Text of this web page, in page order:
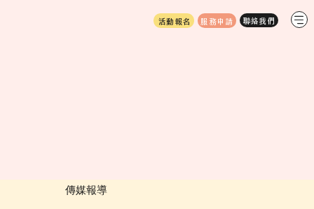
活動報名 服務申請
​傳媒報導